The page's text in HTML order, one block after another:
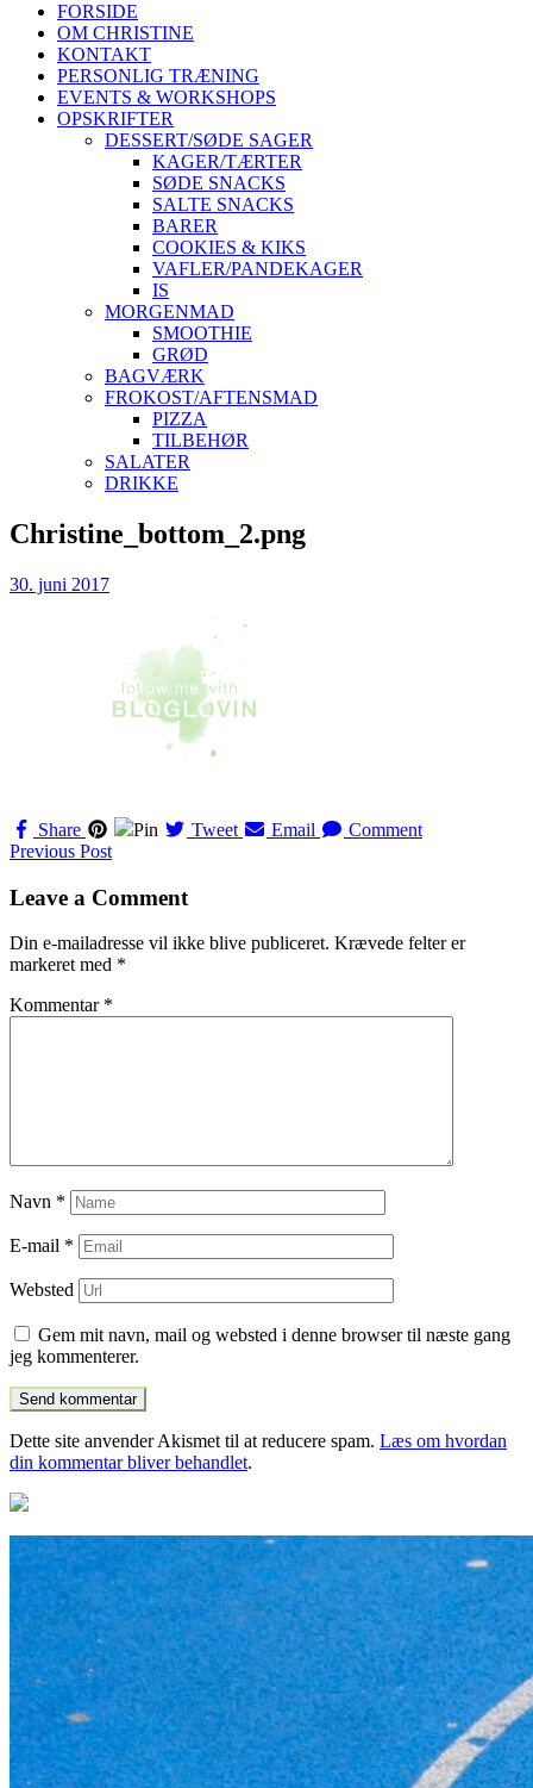
FORSIDE
OM CHRISTINE
KONTAKT
PERSONLIG TRÆNING
EVENTS & WORKSHOPS
OPSKRIFTER
DESSERT/SØDE SAGER
KAGER/TÆRTER
SØDE SNACKS
SALTE SNACKS
BARER
COOKIES & KIKS
VAFLER/PANDEKAGER
IS
MORGENMAD
SMOOTHIE
GRØD
BAGVÆRK
FROKOST/AFTENSMAD
PIZZA
TILBEHØR
SALATER
DRIKKE
Skip
to
Christine_bottom_2.png
30. juni 2017
Share Pin Tweet Email Comment
Navigation
til
Previous Post
Leave a Comment
Din e-mailadresse vil ikke blive publiceret. Krævede felter er
markeret med *
Kommentar *
Navn *
E-mail *
Websted
Gem mit navn, mail og websted i denne browser til næste gang
jeg kommenterer.
Dette site anvender Akismet til at reducere spam. Læs om hvordan
din kommentar bliver behandlet.